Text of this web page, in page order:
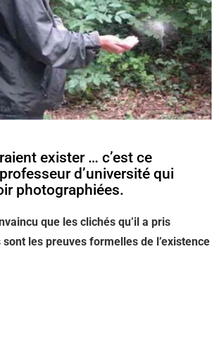
exister … c’est ce
d’université qui
photographiées.
que les clichés qu’il a pris
les preuves formelles de l’existence